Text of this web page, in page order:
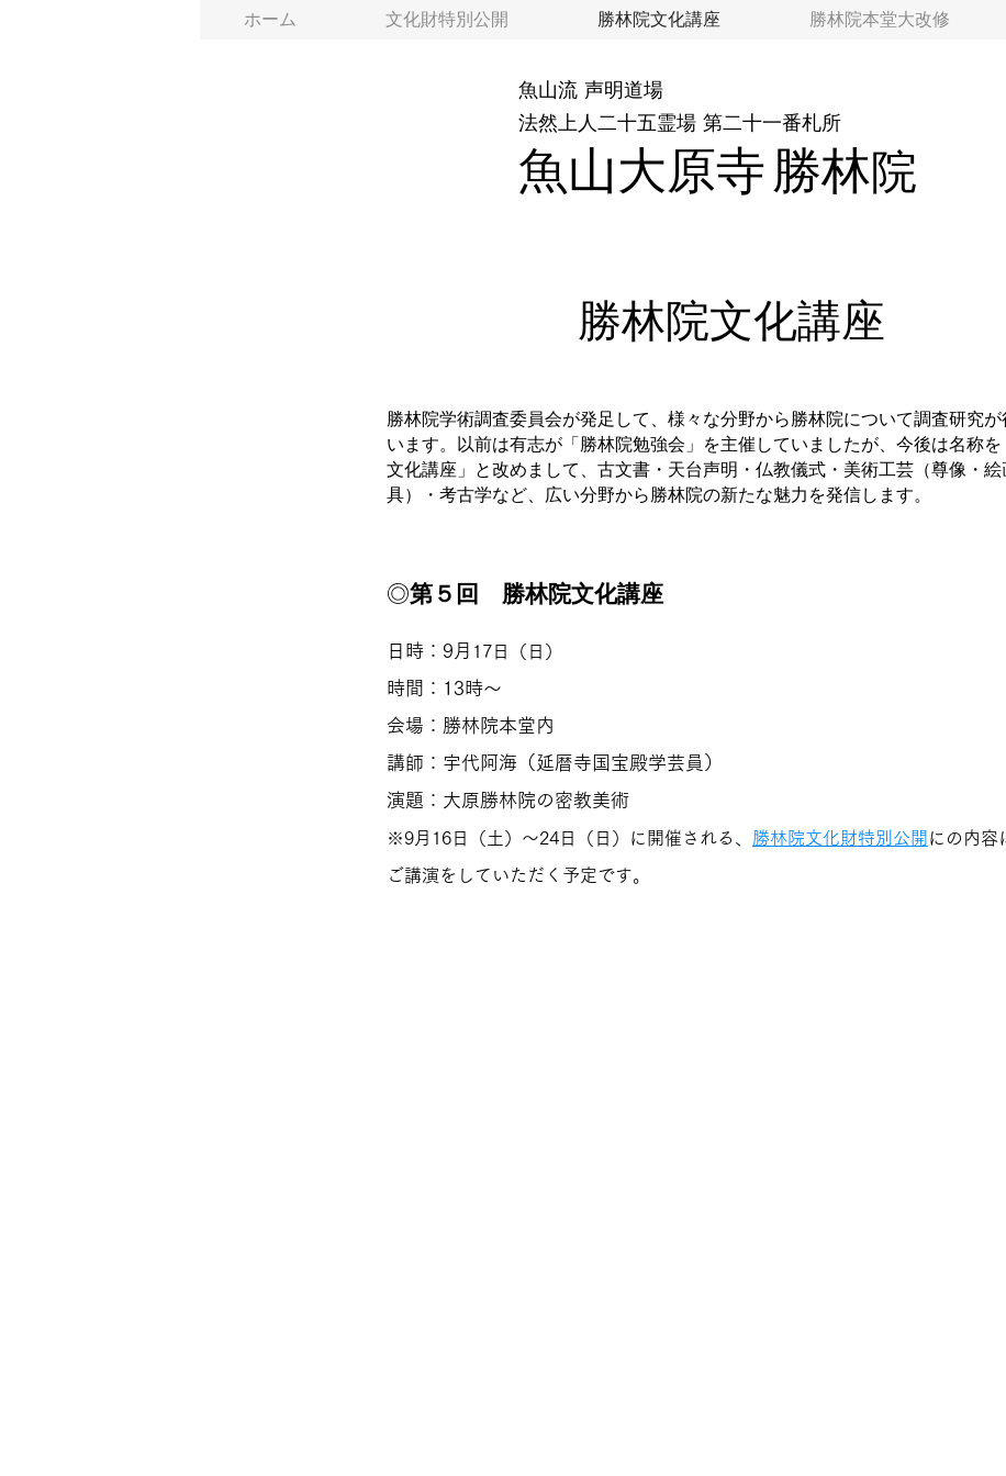
ホーム 文化財特別公開 勝林院文化講座 勝林院本堂大改修
​勝林院文化講座
勝林院学術調査委員会が発足して、様々な分野から勝林院について調査研究が
います。以前は有志が「勝林院勉強会」を主催していましたが、今後は名称を
文化講座」と改めまして、古文書・天台声明・仏教儀式・美術工芸（尊像・
具）・考古学など、広い分野から勝林院の新たな魅力を発信します。
​◎第５ 回 勝林院文化講座
日時：9月 17日（日）
時間：13時〜
会場：勝林院本堂内
講師：宇代阿海（延暦寺国宝殿学芸員）
演題：大原勝林院の密教美術
※9月16日（土 ）〜24日（日）に開催される、 勝林院文化財特別公開 にの内容
ご講演をしていただく予定です。
魚山流 声明道場
​法然上人二十五霊場 第二十一番札所
魚山大原寺 勝林院